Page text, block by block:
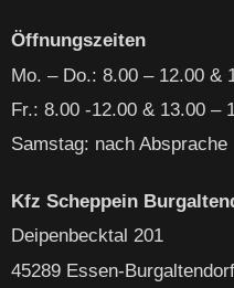
Öffnungszeiten
Mo. – Do.: 8.00 – 12.00 &
Fr.: 8.00 -12.00 & 13.00 –
Samstag: nach Absprache
Kfz Scheppein
Deipenbecktal 201
45289 Essen-Burgaltendorf